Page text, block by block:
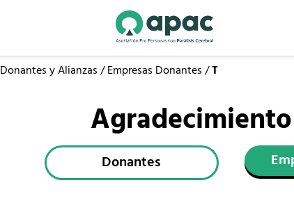
Donantes y Alianzas/Empresas Donantes/T
Donantes